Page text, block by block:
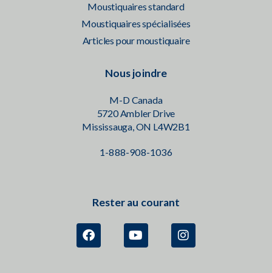
Moustiquaires standard
Moustiquaires spécialisées
Articles pour moustiquaire
Nous joindre
M-D Canada
5720 Ambler Drive
Mississauga, ON L4W2B1
1-888-908-1036
Rester au courant